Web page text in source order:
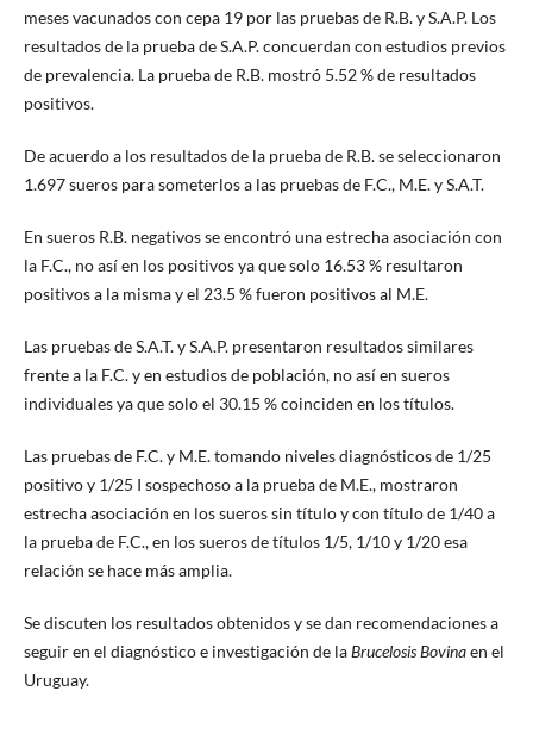
meses vacunados con cepa 19 por las pruebas de R.B. y S.A.P. Los
resultados de la prueba de S.A.P. concuerdan con estudios previos
de prevalencia. La prueba de R.B. mostró 5.52 % de resultados
positivos.
De acuerdo a los resultados de la prueba de R.B. se seleccionaron
1.697 sueros para someterlos a las pruebas de F.C., M.E. y S.A.T.
En sueros R.B. negativos se encontró una estrecha asociación con
la F.C., no así en los positivos ya que solo 16.53 % resultaron
positivos a la misma y el 23.5 % fueron positivos al M.E.
Las pruebas de S.A.T. y S.A.P. presentaron resultados similares
frente a la F.C. y en estudios de población, no así en sueros
individuales ya que solo el 30.15 % coinciden en los títulos.
Las pruebas de F.C. y M.E. tomando niveles diagnósticos de 1/25
positivo y 1/25 I sospechoso a la prueba de M.E., mostraron
estrecha asociación en los sueros sin título y con título de 1/40 a
la prueba de F.C., en los sueros de títulos 1/5, 1/10 y 1/20 esa
relación se hace más amplia.
Se discuten los resultados obtenidos y se dan recomendaciones a
seguir en el diagnóstico e investigación de laBrucelosis Bovinaen el
Uruguay.